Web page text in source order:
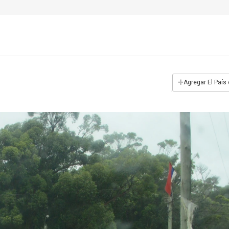
+Agregar El País